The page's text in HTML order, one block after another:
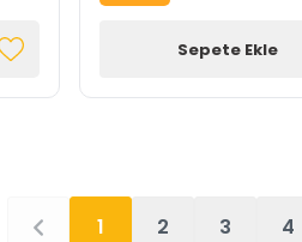
Sepete Ekle
1 2 3 4